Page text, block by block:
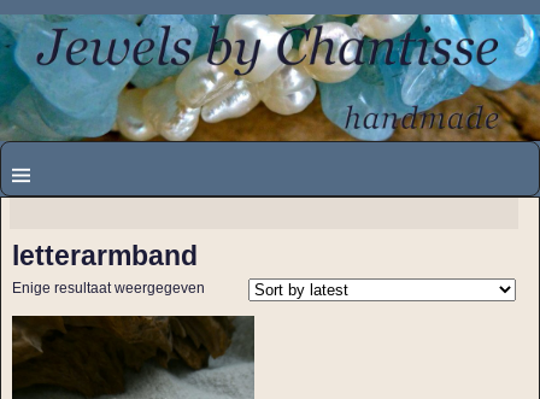
letterarmband
Enige resultaat weergegeven